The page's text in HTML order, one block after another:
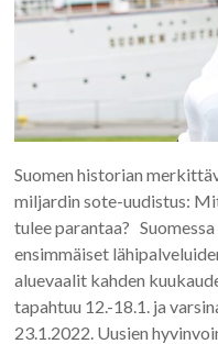
Suomen historian
miljardin sote-uudistus:
tulee parantaa?
ensimmäiset
aluevaalit kahden
tapahtuu 12.-18.1. ja
23.1.2022. Uusien